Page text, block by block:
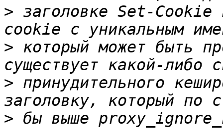
> заголовке Set-Cookie
> который может быть
> принудительного
>